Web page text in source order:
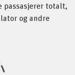
passasjerer totalt,
og andre